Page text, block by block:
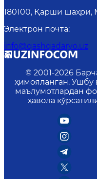
180100, Қарши шаҳри,
Электрон почта:
info@qashqadaryo.uz
© 2001-2026
ҳимояланган. Ушбу
маълумотлардан
ҳавола